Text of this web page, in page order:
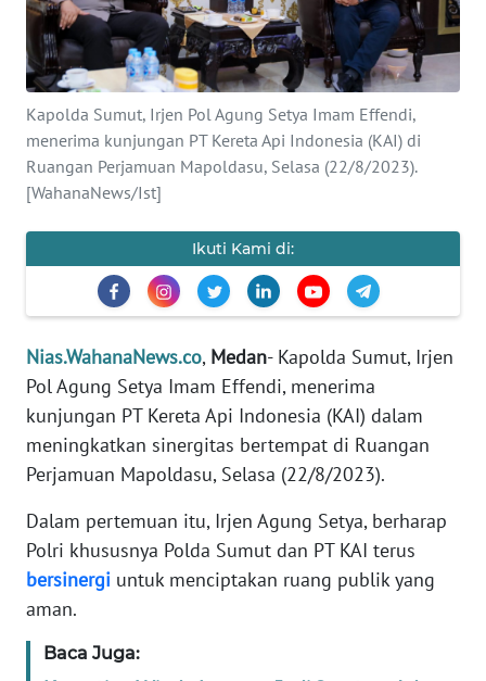
Kapolda Sumut, Irjen Pol Agung Setya Imam Effendi,
menerima kunjungan PT Kereta Api Indonesia (KAI) di
Ruangan Perjamuan Mapoldasu, Selasa (22/8/2023).
[WahanaNews/Ist]
Ikuti Kami di:
Nias.WahanaNews.co, Medan- Kapolda Sumut, Irjen
Pol Agung Setya Imam Effendi, menerima
kunjungan PT Kereta Api Indonesia (KAI) dalam
meningkatkan sinergitas bertempat di Ruangan
Perjamuan Mapoldasu, Selasa (22/8/2023).
Dalam pertemuan itu, Irjen Agung Setya, berharap
Polri khususnya Polda Sumut dan PT KAI terus
bersinergi untuk menciptakan ruang publik yang
aman.
Baca Juga:
SERBI
Informasi
INDEKS
BERITA
KONTAK
TENTANG
KAMI
PEDOMAN
SIBER
REDAKSI
DISCLAIMER